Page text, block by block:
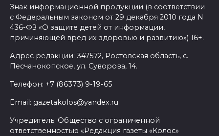
Знак информационной продукции (в соответствии
с Федеральным законом от 29 декабря 2010 года N
436-ФЗ «О защите детей от информации,
причиняющей вред их здоровью и развитию») 16+.
Адрес редакции: 347572, Ростовская область, с.
Песчанокопское, ул. Суворова, 14.
Телефон: +7 (86373) 9-19-65
Email: gazetakolos@yandex.ru
Учредитель: Общество с ограниченной
ответственностью «Редакция газеты «Колос»